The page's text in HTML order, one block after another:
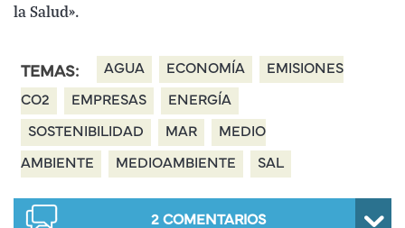
la Salud».
TEMAS: AGUA ECONOMÍA EMISIONES
CO2 EMPRESAS ENERGÍA
SOSTENIBILIDAD MAR MEDIO
AMBIENTE MEDIOAMBIENTE SAL
2 COMENTARIOS